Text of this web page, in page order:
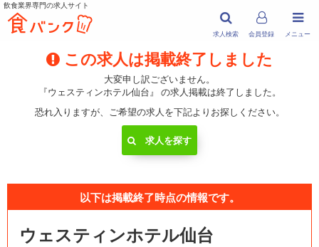
飲食業界専門の求人サイト
メニュー
求人検索 会員登録
この求人は掲載終了しました
大変申し訳ございません。
『ウェスティンホテル仙台』 の求人掲載は終了しました。
恐れ入りますが、ご希望の求人を下記よりお探しください。
求人を探す
以下は掲載終了時点の情報です。
ウェスティンホテル仙台